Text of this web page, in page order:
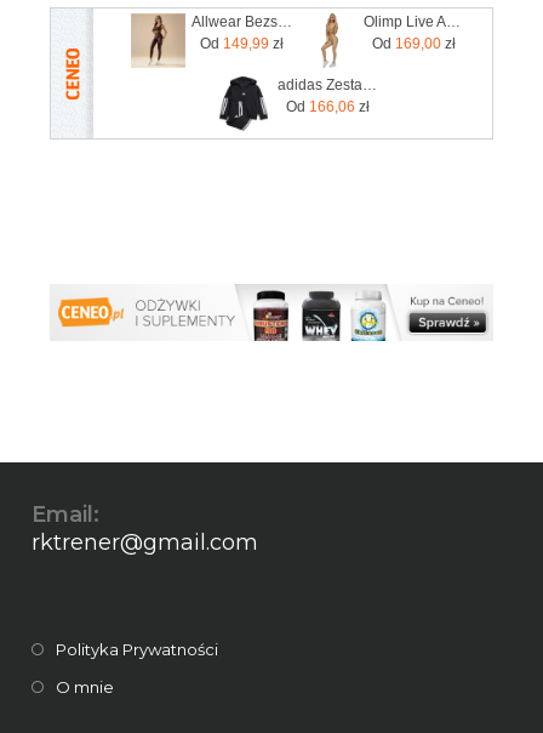
Allwear Bezszwowe Legginsy Basic Chocolate 1Szt.
Od 149,99 zł
Olimp Live And Fight Damskie legginsy Queens Gang Olimp Women's Leggings High Waist XL
Od 169,00 zł
adidas Zestaw Essentials Joggers Kids Białe
Od 166,06 zł
Email:
rktrener@gmail.com
Polityka Prywatności
O mnie